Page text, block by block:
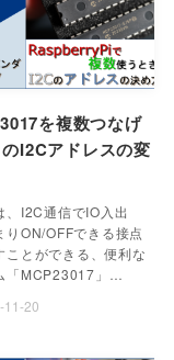
を複数つなげ
I2Cアドレスの変
I2C通信でIO入出
りON/OFFできる接点
ことができる、便利な
「MCP23017」…
11-20